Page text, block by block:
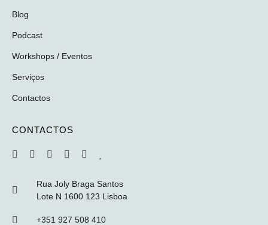
Blog
Podcast
Workshops / Eventos
Serviços
Contactos
CONTACTOS
Rua Joly Braga Santos
Lote N 1600 123 Lisboa
+351 927 508 410